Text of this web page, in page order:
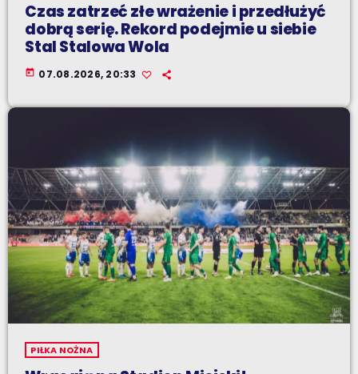
Czas zatrzeć złe wrażenie i przedłużyć
dobrą serię. Rekord podejmie u siebie
Stal Stalowa Wola
today 07.08.2026, 20:33
PIŁKA NOŻNA